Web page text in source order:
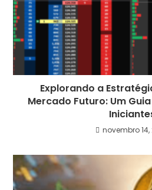
Explorando a
Mercado Futuro: Um
novembro 14,